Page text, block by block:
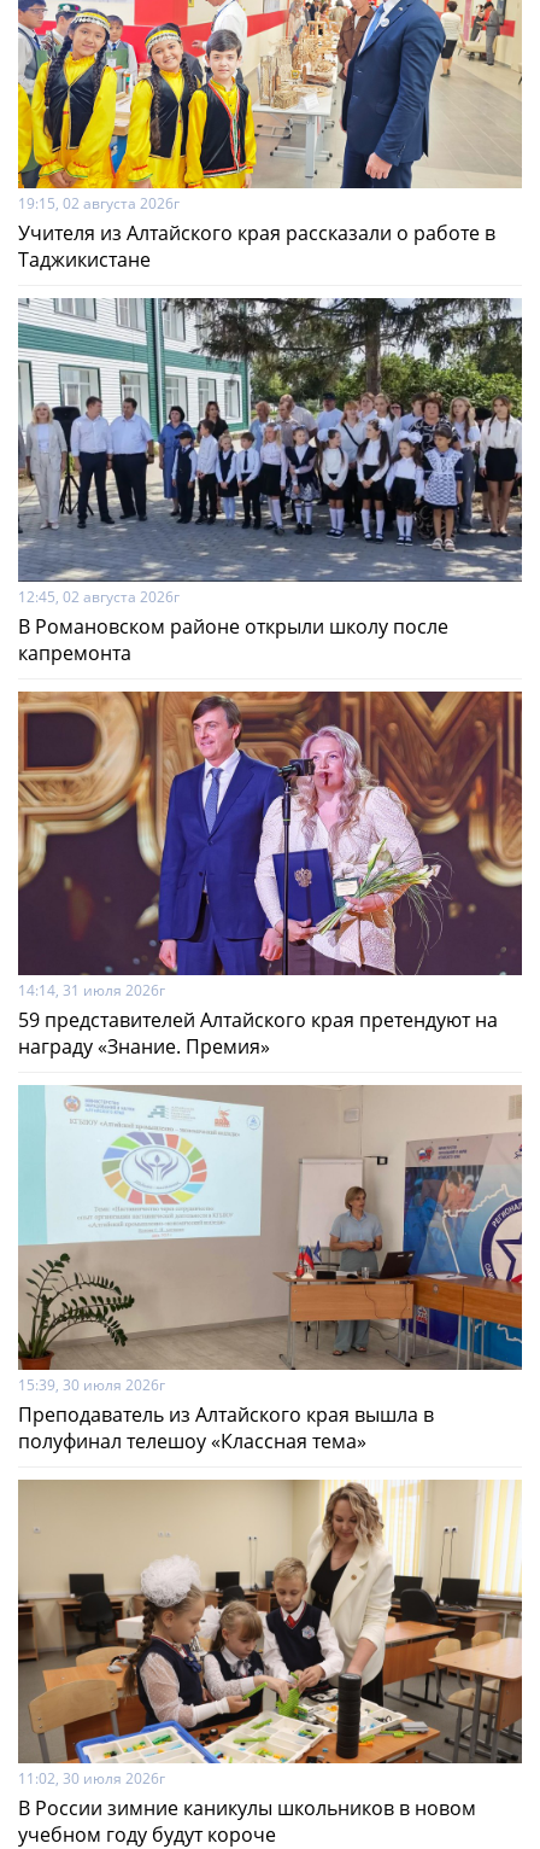
19:15, 02 августа 2026г
Учителя из Алтайского края рассказали о работе в
Таджикистане
12:45, 02 августа 2026г
В Романовском районе открыли школу после
капремонта
14:14, 31 июля 2026г
59 представителей Алтайского края претендуют на
награду «Знание. Премия»
15:39, 30 июля 2026г
Преподаватель из Алтайского края вышла в
полуфинал телешоу «Классная тема»
11:02, 30 июля 2026г
В России зимние каникулы школьников в новом
учебном году будут короче